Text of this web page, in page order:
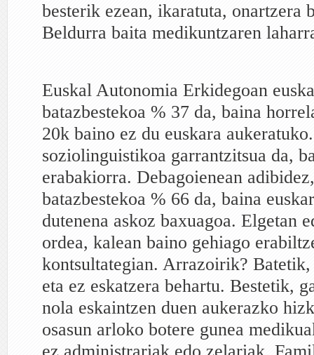
besterik ezean, ikaratuta, onartzera
Beldurra baita medikuntzaren
Euskal Autonomia Erkidegoan
batazbestekoa % 37 da, baina
20k baino ez du euskara
soziolinguistikoa garrantzitsua da,
erabakiorra. Debagoienean
batazbestekoa % 66 da, baina
dutenena askoz baxuagoa. Elgetan
ordea, kalean baino gehiago
kontsultategian. Arrazoirik? Batetik,
eta ez eskatzera behartu. Bestetik,
nola eskaintzen duen aukerazko
osasun arloko botere gunea